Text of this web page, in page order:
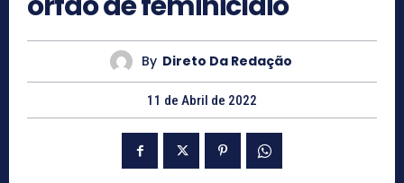
By Direto Da Redação
11 de Abril de 2022